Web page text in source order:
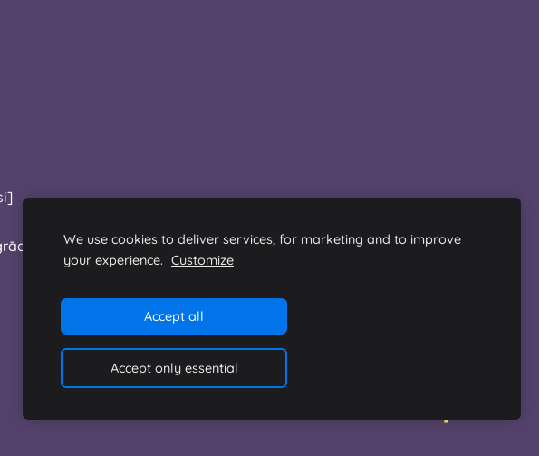
siltumā.We use cookies to deliver services, for marketing and to improve
your experience. Customize
Accept all
Accept only essential